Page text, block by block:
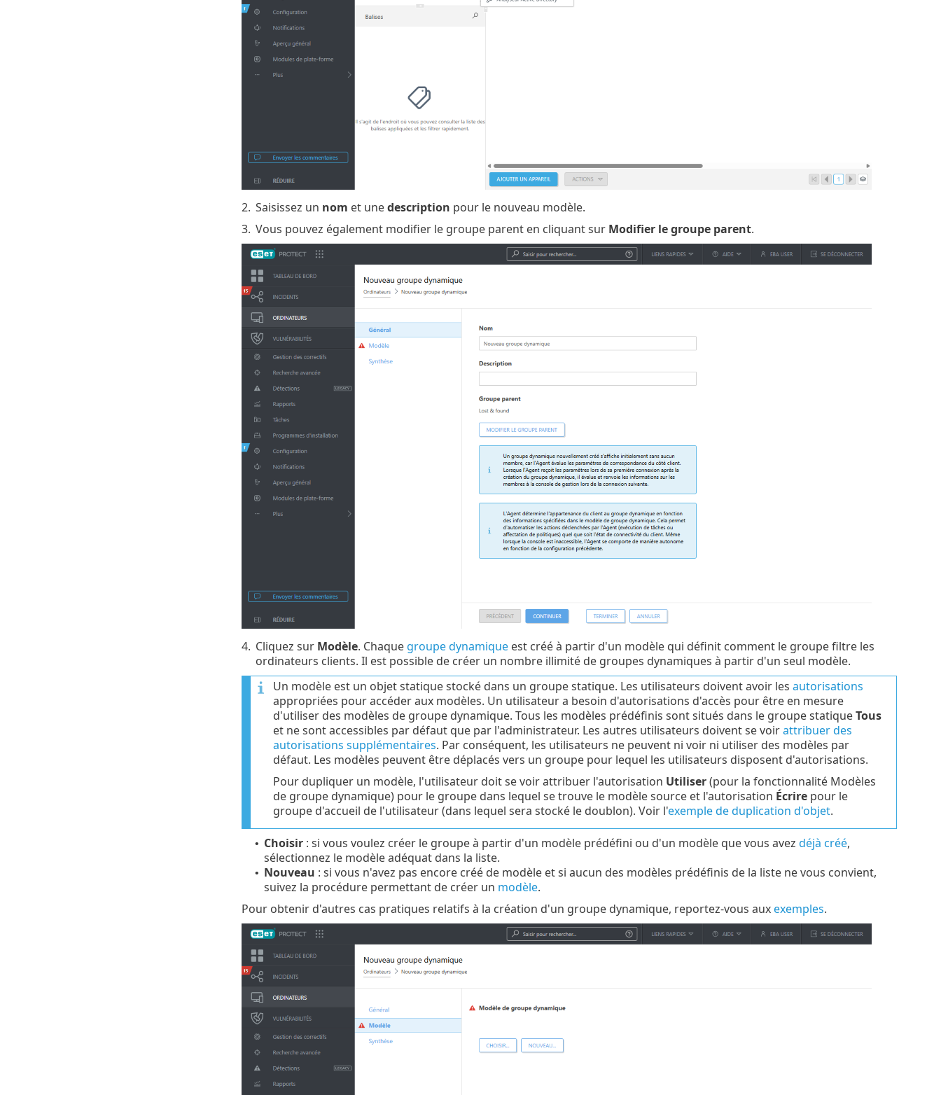
2. Saisissez un nom et unedescription pour le nouveau modèle.
3. Vous pouvez également modifier le groupe parent en cliquant sur Modifier le groupe parent.
4. Cliquez sur Modèle. Chaque groupe dynamiqueest créé à partir d'un modèle qui définit comment le groupe filtre les
ordinateurs clients. Il est possible de créer un nombre illimité de groupes dynamiques à partir d'un seul modèle.
Un modèle est un objet statique stocké dans un groupe statique. Les utilisateurs doivent avoir les autorisations
appropriées pour accéder aux modèles. Un utilisateur a besoin d'autorisations d'accès pour être en mesure
d'utiliser des modèles de groupe dynamique. Tous les modèles prédéfinis sont situés dans le groupe statiqueTous
et ne sont accessibles par défaut que par l'administrateur. Les autres utilisateurs doivent se voirattribuer des
autorisations supplémentaires. Par conséquent, les utilisateurs ne peuvent ni voir ni utiliser des modèles par
défaut. Les modèles peuvent être déplacés vers un groupe pour lequel les utilisateurs disposent d'autorisations.
Pour dupliquer un modèle, l'utilisateur doit se voir attribuer l'autorisation Utiliser(pour la fonctionnalité Modèles
de groupe dynamique) pour le groupe dans lequel se trouve le modèle source et l'autorisation Écrirepour le
groupe d'accueil de l'utilisateur (dans lequel sera stocké le doublon). Voir l'exemple de duplication d'objet.
• Choisir: si vous voulez créer le groupe à partir d'un modèle prédéfini ou d'un modèle que vous avez déjà créé,
sélectionnez le modèle adéquat dans la liste.
• Nouveau : si vous n'avez pas encore créé de modèle et si aucun des modèles prédéfinis de la liste ne vous convient,
suivez la procédure permettant de créer un modèle.
Pour obtenir d'autres cas pratiques relatifs à la création d'un groupe dynamique, reportez-vous auxexemples.